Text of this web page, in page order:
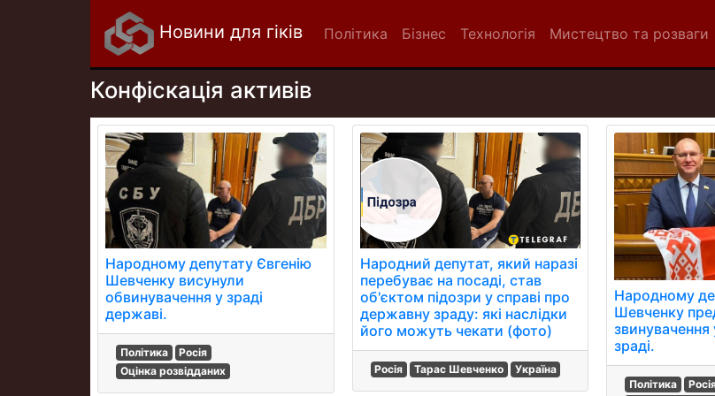
Новини для гіків Політика Бізнес Технологія Мистецтво та розваги
Конфіскація активів
Народному депутату Євгенію
Шевченку висунули
обвинувачення у зраді
державі.
Політика
Росія
Оцінка розвідданих
Народний депутат, який наразі
перебуває на посаді, став
об'єктом підозри у справі про
державну зраду: які наслідки
його можуть чекати (фото)
Росія Тарас Шевченко Україна
Народному
Шевченку
зраді.
Політика